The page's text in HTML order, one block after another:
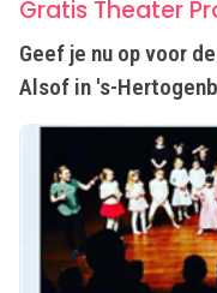
Gratis Theater
Geef je nu op voor
Alsof in 's-